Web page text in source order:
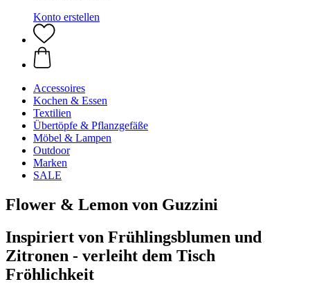
Konto erstellen
Accessoires
Kochen & Essen
Textilien
Übertöpfe & Pflanzgefäße
Möbel & Lampen
Outdoor
Marken
SALE
Flower & Lemon von Guzzini
Inspiriert von Frühlingsblumen und
Zitronen - verleiht dem Tisch
Fröhlichkeit